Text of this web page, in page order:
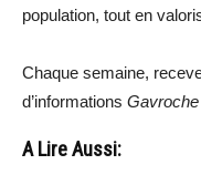
population, tout en
Chaque semaine,
d’informations
A Lire Aussi: